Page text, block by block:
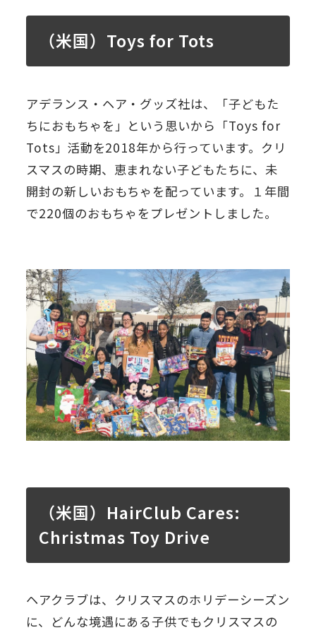
（米国）Toys for Tots
アデランス・ヘア・グッズ社は、「子どもた
ちにおもちゃを」という思いから「Toys for
Tots」活動を2018年から行っています。クリ
スマスの時期、恵まれない子どもたちに、未
開封の新しいおもちゃを配っています。１年間
で220個のおもちゃをプレゼントしました。
（米国）HairClub Cares:
Christmas Toy Drive
ヘアクラブは、クリスマスのホリデーシーズン
に、どんな境遇にある子供でもクリスマスの